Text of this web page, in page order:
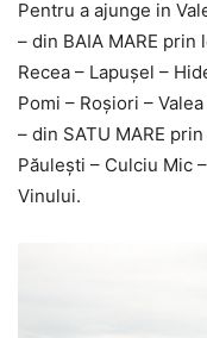
Pentru a ajunge in
– din BAIA MARE prin
Recea – Lapușel –
Pomi – Roșiori –
– din SATU MARE
Păulești – Culciu Mic
Vinului.